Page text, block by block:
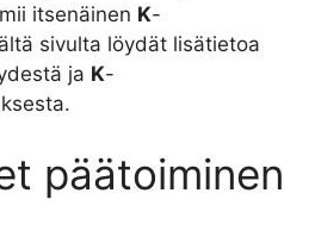
itsenäinen K-
sivulta löydät lisätietoa
ja K-
päätoiminen